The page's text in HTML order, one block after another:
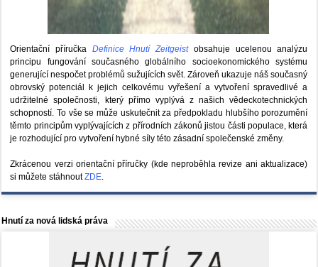
Orientační příručka Definice Hnutí Zeitgeistobsahuje ucelenou analýzu
principu fungování současného globálního socioekonomického systému
generující nespočet problémů sužujících svět. Zároveň ukazuje náš současný
obrovský potenciál k jejich celkovému vyřešení a vytvoření spravedlivé a
udržitelné společnosti, který přímo vyplývá z našich vědeckotechnických
schopností. To vše se může uskutečnit za předpokladu hlubšího porozumění
těmto principům vyplývajících z přírodních zákonů jistou části populace, která
je rozhodující pro vytvoření hybné síly této zásadní společenské změny.
Zkrácenou verzi orientační příručky (kde neproběhla revize ani aktualizace)
si můžete stáhnoutZDE.
Hnutí za nová lidská práva